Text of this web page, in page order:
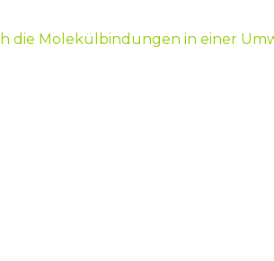
die Molekülbindungen in einer